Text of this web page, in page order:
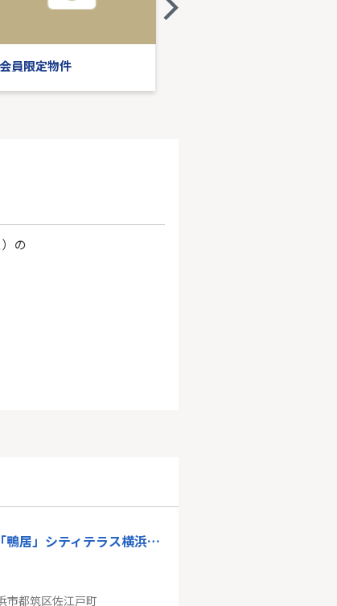
会員限定物件
の
JR横浜線「鴨居」シティテラス横浜つづきの丘D棟
市都筑区佐江戸町